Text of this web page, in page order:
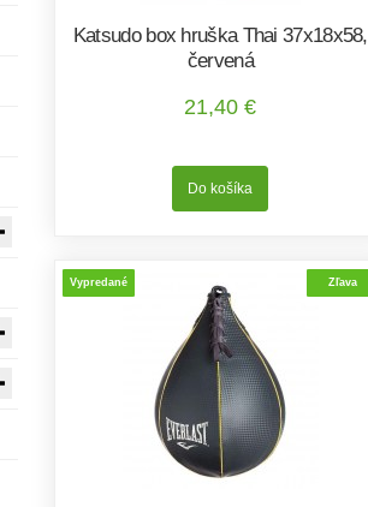
Katsudo box hruška Thai 37x18x58,
červená
21,40 €
Vypredané Zľava